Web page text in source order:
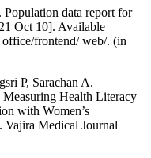
data report for
Oct 10]. Available
office/frontend/ web/. (in
P, Sarachan A.
Health Literacy
with Women’s
Medical Journal